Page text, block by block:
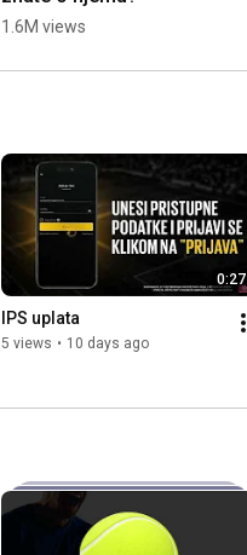
1.6M views
0:27
IPS uplata
5 views • 10 days ago